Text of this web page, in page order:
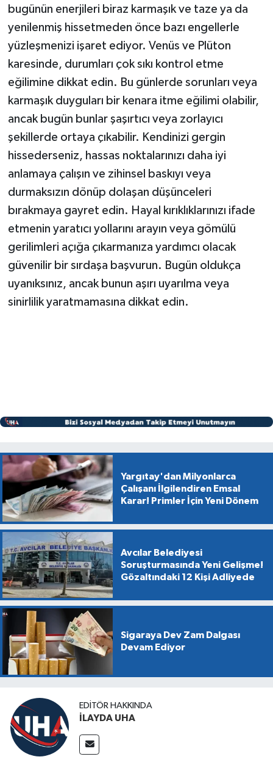
bugünün enerjileri biraz karmaşık ve taze ya da
yenilenmiş hissetmeden önce bazı engellerle
yüzleşmenizi işaret ediyor. Venüs ve Plüton
karesinde, durumları çok sıkı kontrol etme
eğilimine dikkat edin. Bu günlerde sorunları veya
karmaşık duyguları bir kenara itme eğilimi olabilir,
ancak bugün bunlar şaşırtıcı veya zorlayıcı
şekillerde ortaya çıkabilir. Kendinizi gergin
hissederseniz, hassas noktalarınızı daha iyi
anlamaya çalışın ve zihinsel baskıyı veya
durmaksızın dönüp dolaşan düşünceleri
bırakmaya gayret edin. Hayal kırıklıklarınızı ifade
etmenin yaratıcı yollarını arayın veya gömülü
gerilimleri açığa çıkarmanıza yardımcı olacak
güvenilir bir sırdaşa başvurun. Bugün oldukça
uyanıksınız, ancak bunun aşırı uyarılma veya
sinirlilik yaratmamasına dikkat edin.
Yargıtay'dan Milyonlarca
Çalışanı İlgilendiren Emsal
Karar! Primler İçin Yeni Dönem
Avcılar Belediyesi
Soruşturmasında Yeni Gelişme!
Gözaltındaki 12 Kişi Adliyede
Sigaraya Dev Zam Dalgası
Devam Ediyor
EDITÖR HAKKINDA
İLAYDA UHA